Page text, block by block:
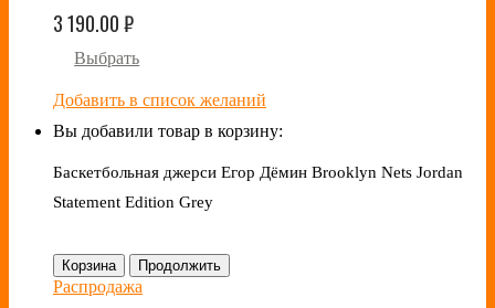
3 190.00₽
Выбрать
Добавить в список желаний
Вы добавили товар в корзину:
Баскетбольная джерси Егор Дёмин Brooklyn Nets Jordan
Statement Edition Grey
Корзина Продолжить
Распродажа